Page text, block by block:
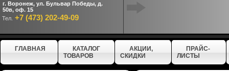
г. Воронеж, ул. Бульвар Победы, д.
50в, оф. 15
Тел. +7 (473) 202-49-09
ГЛАВНАЯ
КАТАЛОГ
ТОВАРОВ
АКЦИИ,
СКИДКИ
ПРАЙС-
ЛИСТЫ